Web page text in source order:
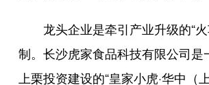
龙头企业是牵引产业升级的“火
制。长沙虎家食品科技有限公司
上栗投资建设的“皇家小虎·华中